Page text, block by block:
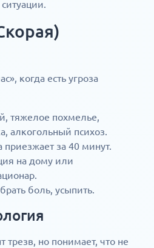
когда есть угроза
тяжелое похмелье,
алкогольный психоз.
приезжает за 40 минут.
на дому или
боль, усыпить.
трезв, но понимает, что не